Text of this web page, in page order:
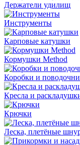
Держатели удилищ
Инструменты
Карповые катушки
Кормушки Method
Коробки и
Кресла и
Крючки
Леска, плетёные